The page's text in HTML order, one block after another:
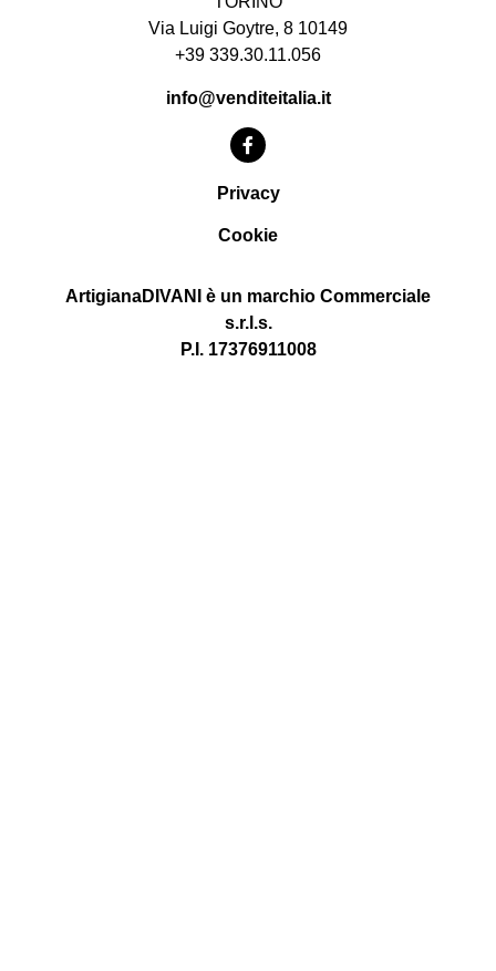
Via Luigi Goytre, 8 10149
+39 339.30.11.056
info@venditeitalia.it
Privacy
Cookie
ArtigianaDIVANI è un marchio Commerciale
s.r.l.s.
P.I. 17376911008